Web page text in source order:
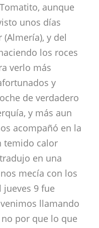
aunque
unos días
(Almería), y del
los roces
verlo más
y
de verdadero
y más aun
acompañó en la
temido calor
en una
mecía con los
jueves 9 fue
llamando
no por que lo que